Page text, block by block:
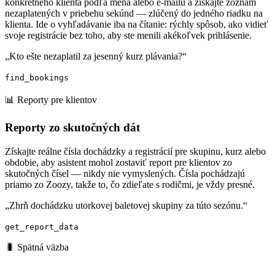
konkrétneho klienta podľa mena alebo e-mailu a získajte zoznam
nezaplatených v priebehu sekúnd — zlúčený do jedného riadku na
klienta. Ide o vyhľadávanie iba na čítanie: rýchly spôsob, ako vidieť
svoje registrácie bez toho, aby ste menili akékoľvek prihlásenie.
„Kto ešte nezaplatil za jesenný kurz plávania?“
find_bookings
📊 Reporty pre klientov
Reporty zo skutočných dát
Získajte reálne čísla dochádzky a registrácií pre skupinu, kurz alebo
obdobie, aby asistent mohol zostaviť report pre klientov zo
skutočných čísel — nikdy nie vymyslených. Čísla pochádzajú
priamo zo Zoozy, takže to, čo zdieľate s rodičmi, je vždy presné.
„Zhrň dochádzku utorkovej baletovej skupiny za túto sezónu.“
get_report_data
🐛 Spätná väzba